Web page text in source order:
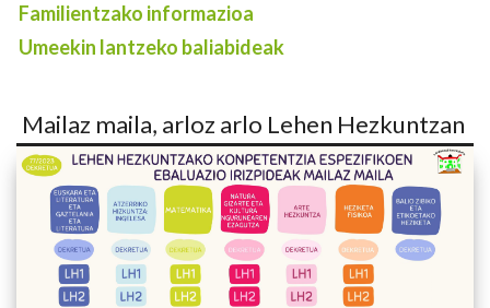
Familientzako informazioa
Umeekin lantzeko baliabideak
Mailaz maila, arloz arlo Lehen Hezkuntzan